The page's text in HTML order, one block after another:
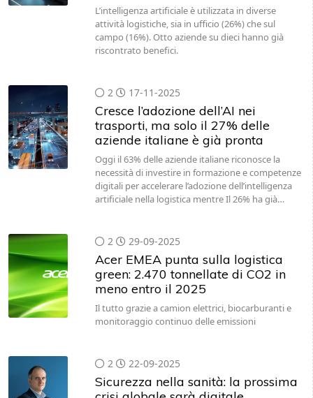
L’intelligenza artificiale è utilizzata in diverse
attività logistiche, sia in ufficio (26%) che sul
campo (16%). Otto aziende su dieci hanno già
riscontrato benefici.
2 17-11-2025
Cresce l’adozione dell’AI nei
trasporti, ma solo il 27% delle
aziende italiane è già pronta
Oggi il 63% delle aziende italiane riconosce la
necessità di investire in formazione e competenze
digitali per accelerare l’adozione dell’intelligenza
artificiale nella logistica mentre Il 26% ha già…
2 29-09-2025
Acer EMEA punta sulla logistica
green: 2.470 tonnellate di CO2 in
meno entro il 2025
Il tutto grazie a camion elettrici, biocarburanti e
monitoraggio continuo delle emissioni
2 22-09-2025
Sicurezza nella sanità: la prossima